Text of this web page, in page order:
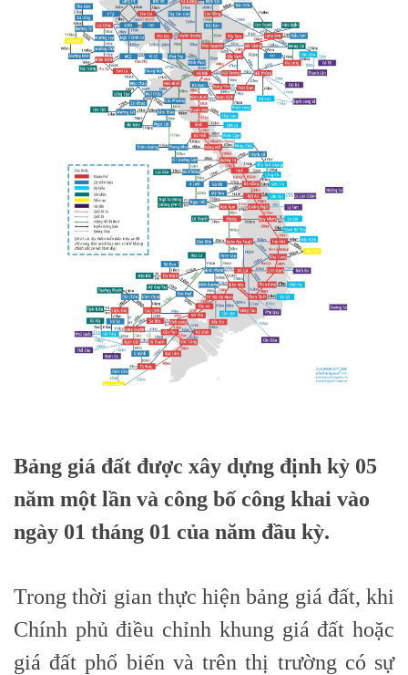
Bảng giá đất được xây dựng định kỳ 05
năm một lần và công bố công khai vào
ngày 01 tháng 01 của năm đầu kỳ.
Trong thời gian thực hiện bảng giá đất, khi
Chính phủ điều chỉnh khung giá đất hoặc
giá đất phổ biến và trên thị trường có sự